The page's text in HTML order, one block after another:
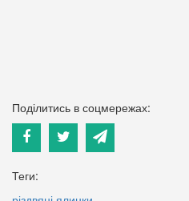
Поділитись в соцмережах:
Теги: